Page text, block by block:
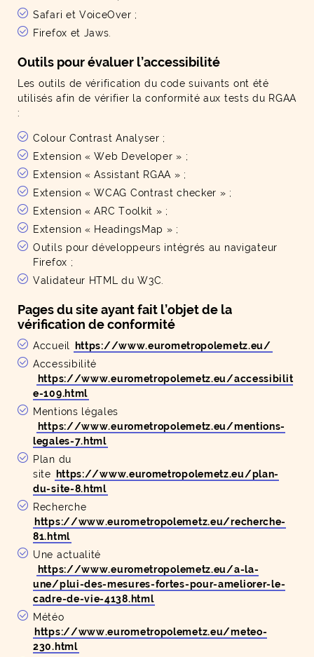
Safari et VoiceOver ;
Firefox et Jaws.
Outils pour évaluer l’accessibilité
Les outils de vérification du code suivants ont été
utilisés afin de vérifier la conformité aux tests du RGAA
:
Colour Contrast Analyser ;
Extension « Web Developer » ;
Extension « Assistant RGAA » ;
Extension « WCAG Contrast checker » ;
Extension « ARC Toolkit » ;
Extension « HeadingsMap » ;
Outils pour développeurs intégrés au navigateur
Firefox ;
Validateur HTML du W3C.
Pages du site ayant fait l’objet de la
vérification de conformité
Accueil
https://www.eurometropolemetz.eu/
Accessibilité
https://www.eurometropolemetz.eu/accessibilit
e-109.html
Mentions légales
https://www.eurometropolemetz.eu/mentions-
legales-7.html
Plan du
site
https://www.eurometropolemetz.eu/plan-
du-site-8.html
Recherche
https://www.eurometropolemetz.eu/recherche-
81.html
Une actualité
https://www.eurometropolemetz.eu/a-la-
une/plui-des-mesures-fortes-pour-ameliorer-le-
cadre-de-vie-4138.html
Météo
https://www.eurometropolemetz.eu/meteo-
230.html